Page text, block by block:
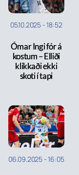
05.10.2025 -18:52
Ómar Ingi fór á
kostum – Elliði
klikkaði ekki
skoti í tapi
06.09.2025 -16:05